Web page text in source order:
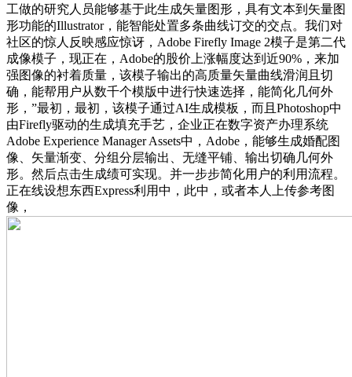
工做的研究人员能够基于此生成矢量图形，具有文本到矢量图
形功能的Illustrator，能智能处置多条曲线订交的交点。我们对
社区的惊人反映感应惊讶，Adobe Firefly Image 2模子是第二代
成像模子，现正在，Adobe的股价上涨幅度达到近90%，来加
强图像的衬着质量，该模子输出的高质量矢量曲线滑润且切
确，能帮用户从数千个模版中进行快速选择，能简化几何外
形，”最初，最初，该模子通过AI生成模板，而且Photoshop中
由Firefly驱动的生成填充手艺，企业正在数字资产办理系统
Adob​​e Experience Manager Assets中，Adobe，能够生成婚配图
像、矢量渐变、分组分层输出、无缝平铺、输出切确几何外
形。然后点击生成绩可实现。并一步步简化用户的利用流程。
正在线设想东西Express利用中，此中，或者本人上传参考图
像，